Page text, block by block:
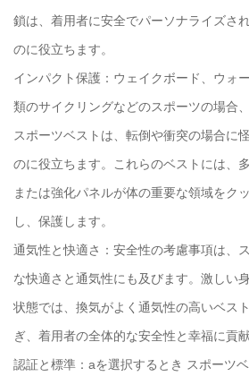
鎖は、着用者に安全でパーソナライズさ
のに役立ちます。
インパクト保護：ウェイクボード、ウォ
類のサイクリングなどのスポーツの場合
スポーツベストは、転倒や衝突の場合に
のに役立ちます。これらのベストには、
または強化パネルが体の重要な領域をク
し、保護します。
通気性と快適さ：安全性の考慮事項は、
な快適さと通気性にも及びます。激しい
状態では、換気がよく通気性の高いベス
ぎ、着用者の全体的な安全性と幸福に貢献
認証と標準：aを選択するとき スポーツ